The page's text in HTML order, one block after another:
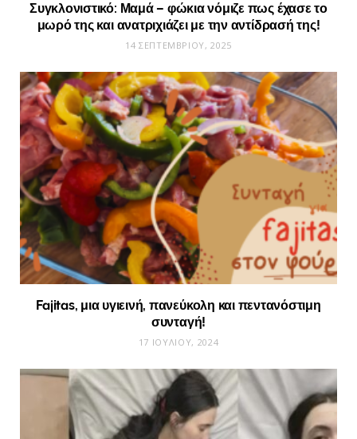
Συγκλονιστικό: Μαμά – φώκια νόμιζε πως έχασε το
μωρό της και ανατριχιάζει με την αντίδρασή της!
14 ΣΕΠΤΕΜΒΡΊΟΥ, 2025
Fajitas, μια υγιεινή, πανεύκολη και πεντανόστιμη
συνταγή!
17 ΙΟΥΛΊΟΥ, 2024